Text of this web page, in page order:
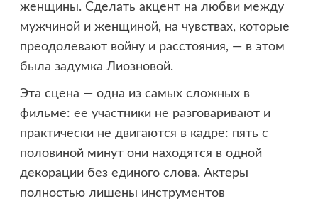
женщины. Сделать акцент на любви между
мужчиной и женщиной, на чувствах, которые
преодолевают войну и расстояния, — в этом
была задумка Лиозновой.
Эта сцена — одна из самых сложных в
фильме: ее участники не разговаривают и
практически не двигаются в кадре: пять с
половиной минут они находятся в одной
декорации без единого слова. Актеры
полностью лишены инструментов